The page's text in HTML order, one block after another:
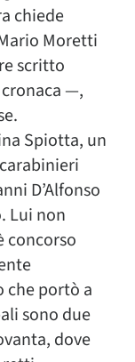
chiede
Moretti
scritto
—,
Spiotta, un
D’Alfonso
Lui non
concorso
che portò a
sono due
dove